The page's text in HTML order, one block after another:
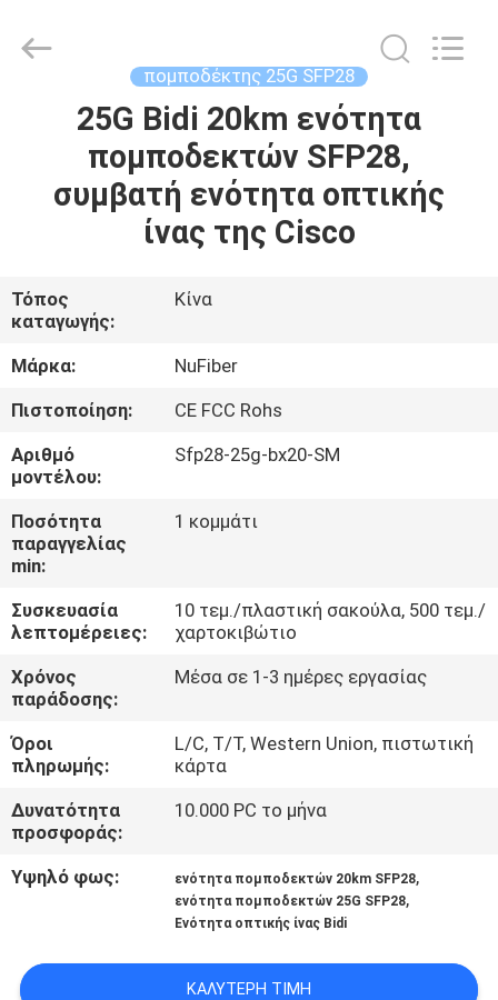
ΠΡΟΪΌΝΤΑ
ΕΜΕΊΣ
ΓΎΡΟΣ
ΕΡΓΟΣΤΑΣΊΩΝ
ΠΟΙΟΤΙΚΌΣ
ΈΛΕΓΧΟΣ
ΕΛΆΤΕ
ΣΕ
ΕΠΑΦΉ
ΜΕ
ΕΙΔΉΣΕΙΣ
ΖΗΤΉΣΤΕ
ΑΠΌΣΠΑΣΜΑ
Technology
Co.,Ltd.
πομποδέκτης 25G SFP28
25G Bidi 20km ενότητα
πομποδεκτών SFP28,
συμβατή ενότητα οπτικής
ίνας της Cisco
Τόπος
καταγωγής:
Κίνα
Μάρκα:
NuFiber
Πιστοποίηση:
CE FCC Rohs
Αριθμό
μοντέλου:
Sfp28-25g-bx20-SM
Ποσότητα
παραγγελίας
min:
1 κομμάτι
Συσκευασία
λεπτομέρειες:
10 τεμ./πλαστική σακούλα, 500 τεμ./
χαρτοκιβώτιο
Χρόνος
παράδοσης:
Μέσα σε 1-3 ημέρες εργασίας
Όροι
πληρωμής:
L/C, T/T, Western Union, πιστωτική
κάρτα
Δυνατότητα
προσφοράς:
10.000 PC το μήνα
Υψηλό φως: ενότητα πομποδεκτών 20km SFP28,
ενότητα πομποδεκτών 25G SFP28,
Ενότητα οπτικής ίνας Bidi
ΚΑΛΎΤΕΡΗ ΤΙΜΉ